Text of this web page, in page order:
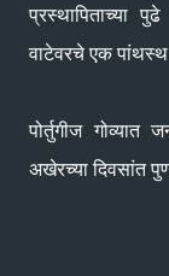
प्रस्थापिताच्या
वाटेवरचे एक पांथस्थ
पोर्तुगीज
अखेरच्या दिवसांत